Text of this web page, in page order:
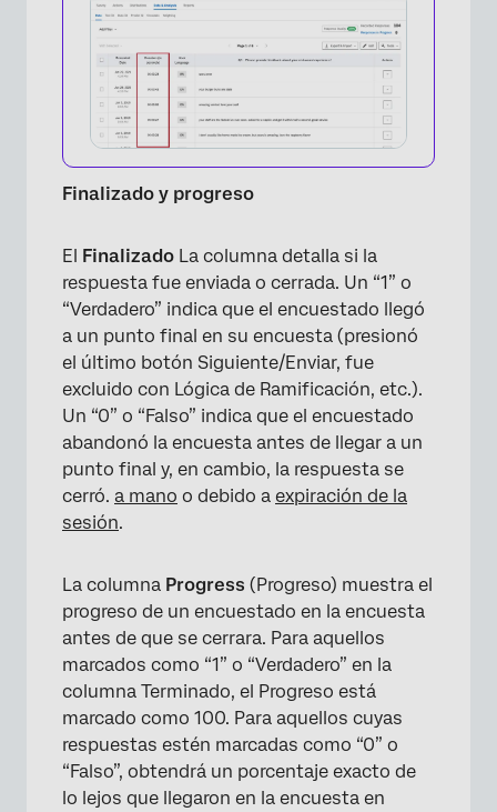
Finalizado y progreso
El Finalizado La columna detalla si la
respuesta fue enviada o cerrada. Un “1” o
“Verdadero” indica que el encuestado llegó
a un punto final en su encuesta (presionó
el último botón Siguiente/Enviar, fue
excluido con Lógica de Ramificación, etc.).
Un “0” o “Falso” indica que el encuestado
abandonó la encuesta antes de llegar a un
punto final y, en cambio, la respuesta se
cerró. a mano o debido a expiración de la
sesión.
La columna Progress (Progreso) muestra el
progreso de un encuestado en la encuesta
antes de que se cerrara. Para aquellos
marcados como “1” o “Verdadero” en la
columna Terminado, el Progreso está
marcado como 100. Para aquellos cuyas
respuestas estén marcadas como “0” o
“Falso”, obtendrá un porcentaje exacto de
lo lejos que llegaron en la encuesta en